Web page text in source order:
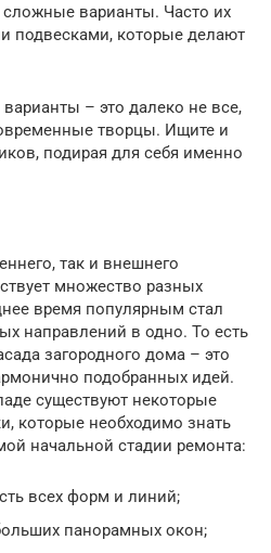
варианты. Часто их
подвесками, которые делают
– это далеко не все,
творцы. Ищите и
подирая для себя именно
так и внешнего
множество разных
время популярным стал
направлений в одно. То есть
загородного дома – это
подобранных идей.
существуют некоторые
которые необходимо знать
начальной стадии ремонта:
всех форм и линий;
панорамных окон;